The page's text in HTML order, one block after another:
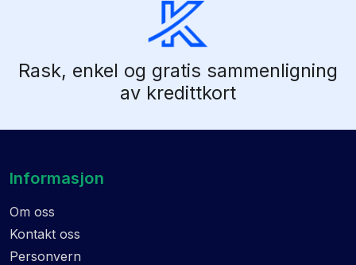
Rask, enkel og gratis sammenligning
av kredittkort
Informasjon
Om oss
Kontakt oss
Personvern